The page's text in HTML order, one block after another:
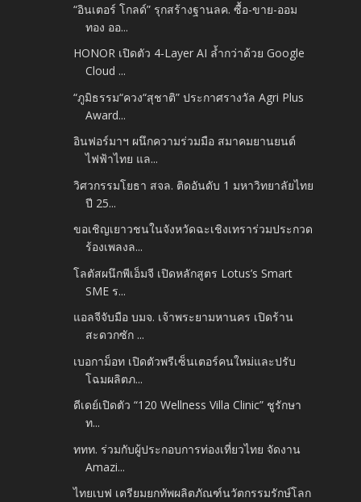
“อินเตอร์ โกลด์” รุกสร้างฐานลค. ซื้อ-ขาย-ออม
ทอง ออ...
HONOR เปิดตัว 4-Layer AI ล้ำกว่าด้วย Google
Cloud ...
“ภูมิธรรม“ควง“สุชาติ” ประกาศรางวัล Agri Plus
Award...
อินฟอร์มาฯ ผนึกความร่วมมือ สมาคมยานยนต์
ไฟฟ้าไทย แล...
วิศวกรรมโยธา สจล. ติดอันดับ 1 มหาวิทยาลัยไทย
ปี 25...
ขอเชิญเยาวชนในจังหวัดฉะเชิงเทราร่วมประกวด
ร้องเพลงล...
โลตัสผนึกพีเอ็มจี เปิดหลักสูตร Lotus’s Smart
SME ร...
แอลจีจับมือ บมจ. เจ้าพระยามหานคร เปิดร้าน
สะดวกซัก ...
เบอกาม็อท เปิดตัวพรีเซ็นเตอร์คนใหม่และปรับ
โฉมผลิตภ...
ดีเดย์เปิดตัว “120 Wellness Villa Clinic” ชูรักษา
ท...
ททท. ร่วมกับผู้ประกอบการท่องเที่ยวไทย จัดงาน
Amazi...
ไทยเบฟ เตรียมยกทัพผลิตภัณฑ์นวัตกรรมรักษ์โลก